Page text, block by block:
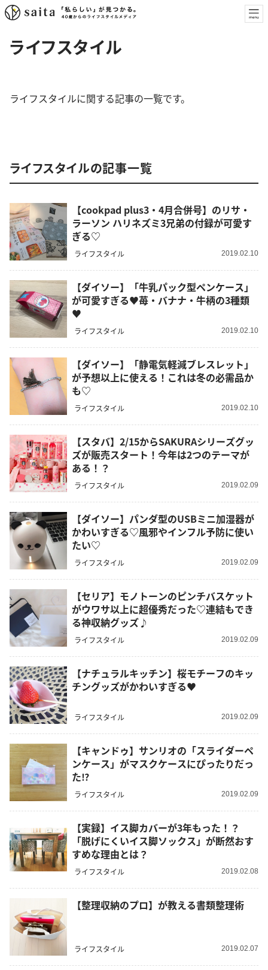
ライフスタイル
ライフスタイルに関する記事の一覧です。
ライフスタイルの記事一覧
【cookpad plus3・4月合併号】のリサ・
ラーソン ハリネズミ3兄弟の付録が可愛す
ぎる♡
ライフスタイル 2019.02.10
【ダイソー】「牛乳パック型ペンケース」
が可愛すぎる♥苺・バナナ・牛柄の3種類
♥
ライフスタイル 2019.02.10
【ダイソー】「静電気軽減ブレスレット」
が予想以上に使える！これは冬の必需品か
も♡
ライフスタイル 2019.02.10
【スタバ】2/15からSAKURAシリーズグッ
ズが販売スタート！今年は2つのテーマが
ある！？
ライフスタイル 2019.02.09
【ダイソー】パンダ型のUSBミニ加湿器が
かわいすぎる♡風邪やインフル予防に使い
たい♡
ライフスタイル 2019.02.09
【セリア】モノトーンのピンチバスケット
がウワサ以上に超優秀だった♡連結もでき
る神収納グッズ♪
ライフスタイル 2019.02.09
【ナチュラルキッチン】桜モチーフのキッ
チングッズがかわいすぎる♥
ライフスタイル 2019.02.09
【キャンドゥ】サンリオの「スライダーペ
ンケース」がマスクケースにぴったりだっ
た⁉︎
ライフスタイル 2019.02.09
【実録】イス脚カバーが3年もった！？
「脱げにくいイス脚ソックス」が断然おす
すめな理由とは？
ライフスタイル 2019.02.08
【整理収納のプロ】が教える書類整理術
ライフスタイル 2019.02.07